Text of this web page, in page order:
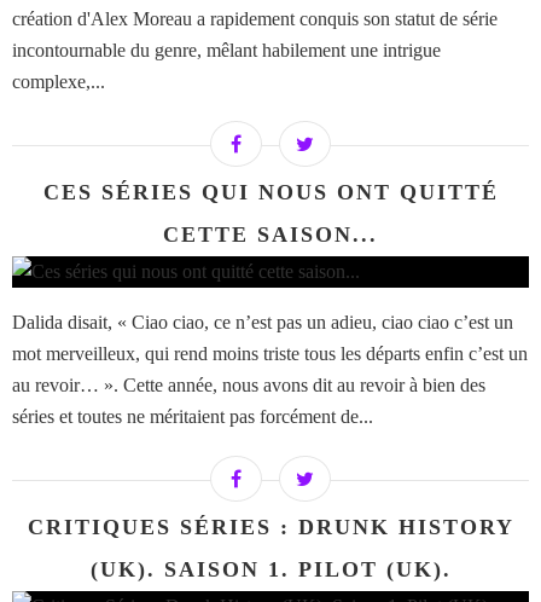
création d'Alex Moreau a rapidement conquis son statut de série
incontournable du genre, mêlant habilement une intrigue
complexe,...
CES SÉRIES QUI NOUS ONT QUITTÉ
CETTE SAISON...
Dalida disait, « Ciao ciao, ce n’est pas un adieu, ciao ciao c’est un
mot merveilleux, qui rend moins triste tous les départs enfin c’est un
au revoir… ». Cette année, nous avons dit au revoir à bien des
séries et toutes ne méritaient pas forcément de...
CRITIQUES SÉRIES : DRUNK HISTORY
(UK). SAISON 1. PILOT (UK).